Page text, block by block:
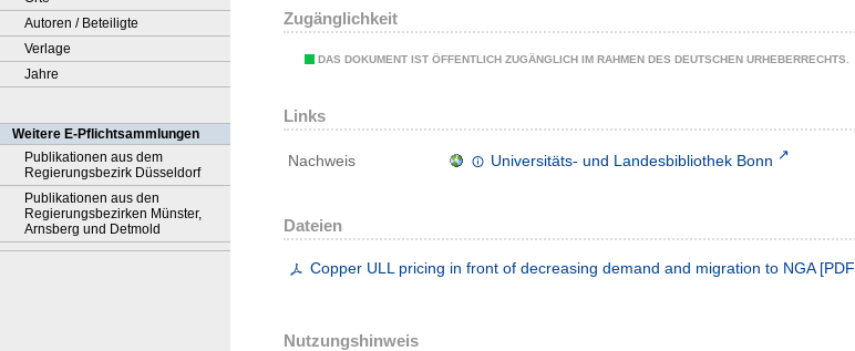
Autoren / Beteiligte
Verlage
Jahre
Weitere E-Pflichtsammlungen
Publikationen aus dem
Regierungsbezirk Düsseldorf
Publikationen aus den
Regierungsbezirken Münster,
Arnsberg und Detmold
Zugänglichkeit
DAS DOKUMENT IST ÖFFENTLICH ZUGÄNGLICH IM RAHMEN DES DEUTSCHEN URHEBERRECHTS.
Links
Nachweis Universitäts- und Landesbibliothek Bonn
Dateien
Copper ULL pricing in front of decreasing demand and migration to NGA[PDF
Nutzungshinweis